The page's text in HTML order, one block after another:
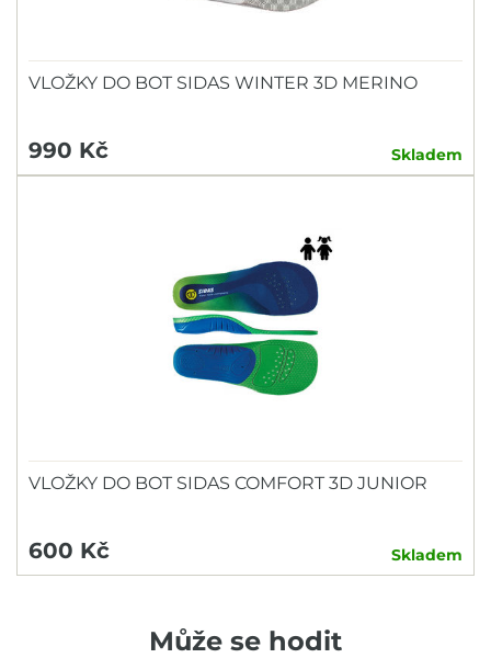
VLOŽKY DO BOT SIDAS WINTER 3D MERINO
990 Kč Skladem
VLOŽKY DO BOT SIDAS COMFORT 3D JUNIOR
600 Kč Skladem
Může se hodit